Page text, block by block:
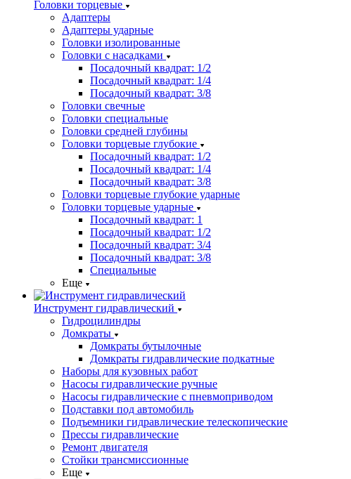
Головки торцевые
Адаптеры
Адаптеры ударные
Головки изолированные
Головки с насадками
Посадочный квадрат: 1/2
Посадочный квадрат: 1/4
Посадочный квадрат: 3/8
Головки свечные
Головки специальные
Головки средней глубины
Головки торцевые глубокие
Посадочный квадрат: 1/2
Посадочный квадрат: 1/4
Посадочный квадрат: 3/8
Головки торцевые глубокие ударные
Головки торцевые ударные
Посадочный квадрат: 1
Посадочный квадрат: 1/2
Посадочный квадрат: 3/4
Посадочный квадрат: 3/8
Специальные
Еще
Инструмент гидравлический
Гидроцилиндры
Домкраты
Домкраты бутылочные
Домкраты гидравлические подкатные
Наборы для кузовных работ
Насосы гидравлические ручные
Насосы гидравлические с пневмоприводом
Подставки под автомобиль
Подъемники гидравлические телескопические
Прессы гидравлические
Ремонт двигателя
Стойки трансмиссионные
Еще